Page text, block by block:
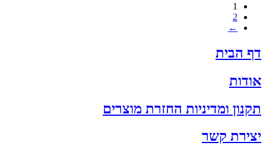
1
2
←
דף הבית
אודות
תקנון ומדיניות החזרת מוצרים
יצירת קשר